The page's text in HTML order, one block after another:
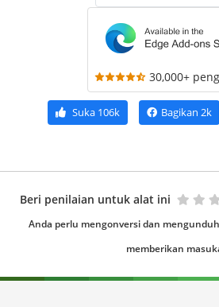
30,000+
Suka106k Bagikan 2k
Beri penilaian untuk alat ini
Anda perlu mengonversi dan
memberikan